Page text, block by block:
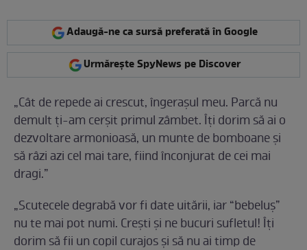
Adaugă-ne ca sursă preferată în Google
Urmărește SpyNews pe Discover
„Cât de repede ai crescut, îngerașul meu. Parcă nu
demult ți-am cerșit primul zâmbet. Îți dorim să ai o
dezvoltare armonioasă, un munte de bomboane și
să râzi azi cel mai tare, fiind înconjurat de cei mai
dragi.”
„Scutecele degrabă vor fi date uitării, iar “bebeluș”
nu te mai pot numi. Crești și ne bucuri sufletul! Îți
dorim să fii un copil curajos și să nu ai timp de